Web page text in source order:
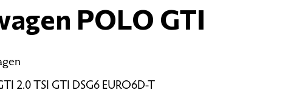
POLO GTI
2.0 TSI GTI DSG6 EURO6D-T